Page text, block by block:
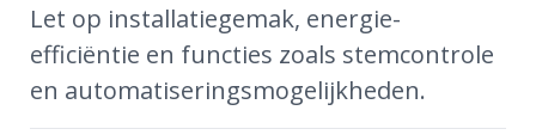
Let op installatiegemak, energie-
efficiëntie en functies zoals stemcontrole
en automatiseringsmogelijkheden.